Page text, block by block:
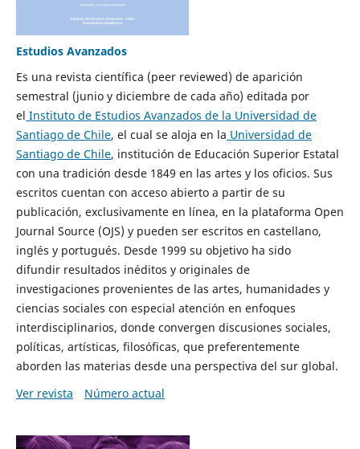
Estudios Avanzados
Es una revista científica (peer reviewed) de aparición
semestral (junio y diciembre de cada año) editada por
el Instituto de Estudios Avanzados de la Universidad de
Santiago de Chile, el cual se aloja en la Universidad de
Santiago de Chile, institución de Educación Superior Estatal
con una tradición desde 1849 en las artes y los oficios. Sus
escritos cuentan con acceso abierto a partir de su
publicación, exclusivamente en línea, en la plataforma Open
Journal Source (OJS) y pueden ser escritos en castellano,
inglés y portugués. Desde 1999 su objetivo ha sido
difundir resultados inéditos y originales de
investigaciones provenientes de las artes, humanidades y
ciencias sociales con especial atención en enfoques
interdisciplinarios, donde convergen discusiones sociales,
políticas, artísticas, filosóficas, que preferentemente
aborden las materias desde una perspectiva del sur global.
Ver revista
Número actual